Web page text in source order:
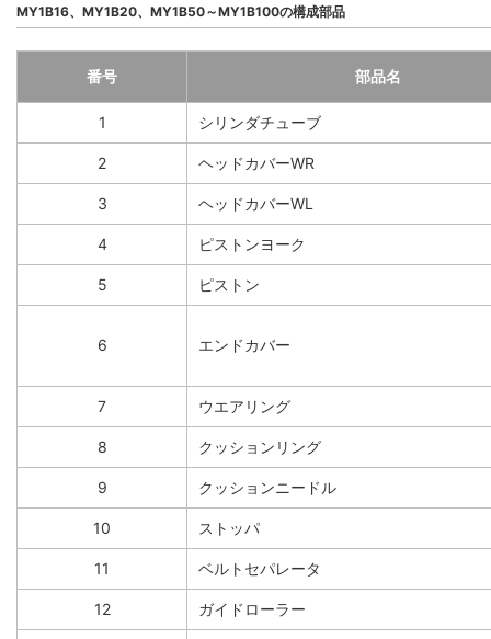
MY1B16、MY1B20、MY1B50～MY1B100の構成部品
番号 部品名
1 シリンダチューブ
2 ヘッドカバーWR
3 ヘッドカバーWL
4 ピストンヨーク
5 ピストン
6 エンドカバー
7 ウエアリング
8 クッションリング
9 クッションニードル
10 ストッパ
11 ベルトセパレータ
12 ガイドローラー